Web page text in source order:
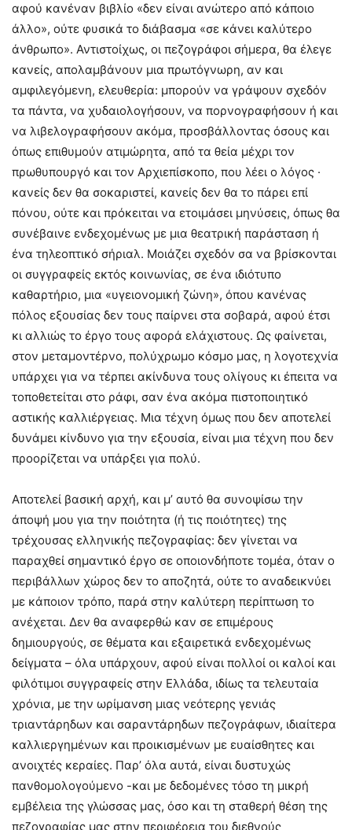
αφού κανέναν βιβλίο «δεν είναι ανώτερο από κάποιο
άλλο», ούτε φυσικά το διάβασμα «σε κάνει καλύτερο
άνθρωπο». Αντιστοίχως, οι πεζογράφοι σήμερα, θα έλεγε
κανείς, απολαμβάνουν μια πρωτόγνωρη, αν και
αμφιλεγόμενη, ελευθερία: μπορούν να γράψουν σχεδόν
τα πάντα, να χυδαιολογήσουν, να πορνογραφήσουν ή και
να λιβελογραφήσουν ακόμα, προσβάλλοντας όσους και
όπως επιθυμούν ατιμώρητα, από τα θεία μέχρι τον
πρωθυπουργό και τον Αρχιεπίσκοπο, που λέει ο λόγος ·
κανείς δεν θα σοκαριστεί, κανείς δεν θα το πάρει επί
πόνου, ούτε και πρόκειται να ετοιμάσει μηνύσεις, όπως θα
συνέβαινε ενδεχομένως με μια θεατρική παράσταση ή
ένα τηλεοπτικό σήριαλ. Μοιάζει σχεδόν σα να βρίσκονται
οι συγγραφείς εκτός κοινωνίας, σε ένα ιδιότυπο
καθαρτήριο, μια «υγειονομική ζώνη», όπου κανένας
πόλος εξουσίας δεν τους παίρνει στα σοβαρά, αφού έτσι
κι αλλιώς το έργο τους αφορά ελάχιστους. Ως φαίνεται,
στον μεταμοντέρνο, πολύχρωμο κόσμο μας, η λογοτεχνία
υπάρχει για να τέρπει ακίνδυνα τους ολίγους κι έπειτα να
τοποθετείται στο ράφι, σαν ένα ακόμα πιστοποιητικό
αστικής καλλιέργειας. Μια τέχνη όμως που δεν αποτελεί
δυνάμει κίνδυνο για την εξουσία, είναι μια τέχνη που δεν
προορίζεται να υπάρξει για πολύ.
Αποτελεί βασική αρχή, και μ’ αυτό θα συνοψίσω την
άποψή μου για την ποιότητα (ή τις ποιότητες) της
τρέχουσας ελληνικής πεζογραφίας: δεν γίνεται να
παραχθεί σημαντικό έργο σε οποιονδήποτε τομέα, όταν ο
περιβάλλων χώρος δεν το αποζητά, ούτε το αναδεικνύει
με κάποιον τρόπο, παρά στην καλύτερη περίπτωση το
ανέχεται. Δεν θα αναφερθώ καν σε επιμέρους
δημιουργούς, σε θέματα και εξαιρετικά ενδεχομένως
δείγματα – όλα υπάρχουν, αφού είναι πολλοί οι καλοί και
φιλότιμοι συγγραφείς στην Ελλάδα, ιδίως τα τελευταία
χρόνια, με την ωρίμανση μιας νεότερης γενιάς
τριαντάρηδων και σαραντάρηδων πεζογράφων, ιδιαίτερα
καλλιεργημένων και προικισμένων με ευαίσθητες και
ανοιχτές κεραίες. Παρ’ όλα αυτά, είναι δυστυχώς
πανθομολογούμενο -και με δεδομένες τόσο τη μικρή
εμβέλεια της γλώσσας μας, όσο και τη σταθερή θέση της
πεζογραφίας μας στην περιφέρεια του διεθνούς